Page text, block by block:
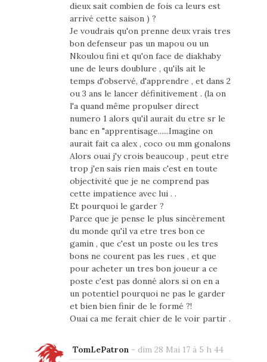
dieux sait combien de fois ca leurs est
arrivé cette saison ) ?
Je voudrais qu'on prenne deux vrais tres
bon defenseur pas un mapou ou un
Nkoulou fini et qu'on face de diakhaby
une de leurs doublure , qu'ils ait le
temps d'observé, d'apprendre , et dans 2
ou 3 ans le lancer définitivement . (la on
l'a quand même propulser direct
numero 1 alors qu'il aurait du etre sr le
banc en "apprentisage......Imagine on
aurait fait ca alex , coco ou mm gonalons
Alors ouai j'y crois beaucoup , peut etre
trop j'en sais rien mais c'est en toute
objectivité que je ne comprend pas
cette impatience avec lui . .
Et pourquoi le garder ?
Parce que je pense le plus sincèrement
du monde qu'il va etre tres bon ce
gamin , que c'est un poste ou les tres
bons ne courent pas les rues , et que
pour acheter un tres bon joueur a ce
poste c'est pas donné alors si on en a
un potentiel pourquoi ne pas le garder
et bien bien finir de le formé ?!
Ouai ca me ferait chier de le voir partir .
TomLePatron- dim 28 Mai 17 à 5 h 44